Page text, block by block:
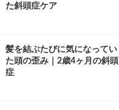
た斜頭症ケア
髪を結ぶたびに気になってい
た頭の歪み｜2歳4ヶ月の斜頭
症